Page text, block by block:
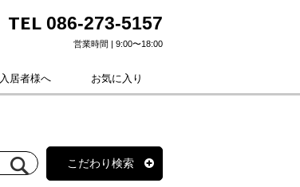
TEL 086-273-5157
営業時間 | 9:00〜18:00
入居者様へ お気に入り
こだわり検索